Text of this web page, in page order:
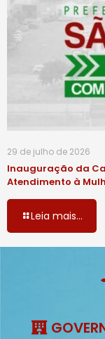
29 de julho de 2026
Inauguração da
Atendimento à
Leia mais...